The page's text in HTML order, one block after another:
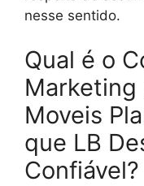
nesse sentido.
Qual é o
Marketing
Moveis
que LB
Confiável?